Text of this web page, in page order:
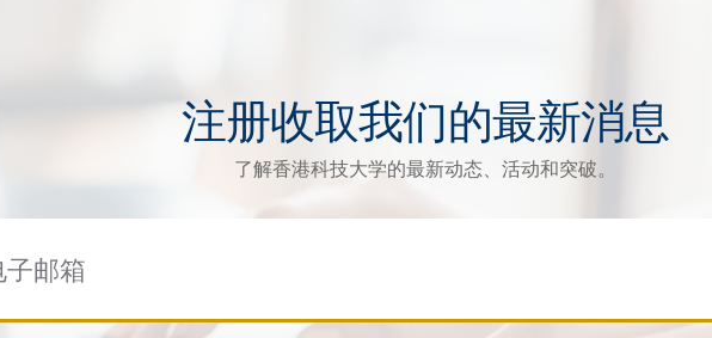
注册收取我们的最新消息
了解香港科技大学的最新动态、活动和突破。